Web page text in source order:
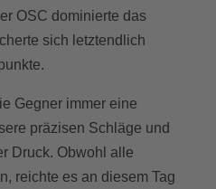
OSC dominierte das
sich letztendlich
Gegner immer eine
präzisen Schläge und
Druck. Obwohl alle
reichte es an diesem Tag